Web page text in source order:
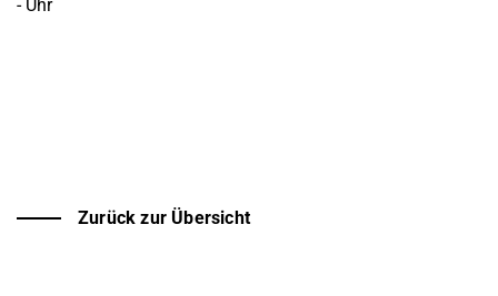
- Uhr
Zurück zur Übersicht